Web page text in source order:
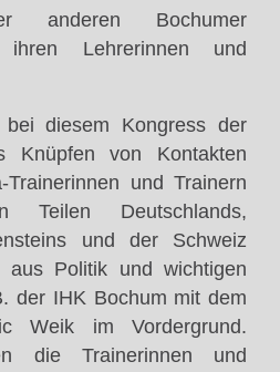
anderen Bochumer
ihren Lehrerinnen und
bei diesem Kongress der
Knüpfen von Kontakten
und Trainern
Teilen Deutschlands,
und der Schweiz
aus Politik und wichtigen
der IHK Bochum mit dem
Weik im Vordergrund.
die Trainerinnen und